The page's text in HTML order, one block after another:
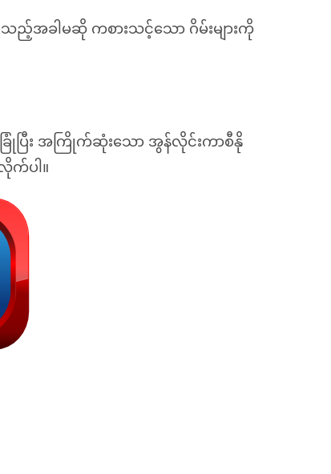
အခါမဆို ကစားသင့်သော ဂိမ်းများကို
ပြီး အကြိုက်ဆုံးသော အွန်လိုင်းကာစီနို
က်ပါ။